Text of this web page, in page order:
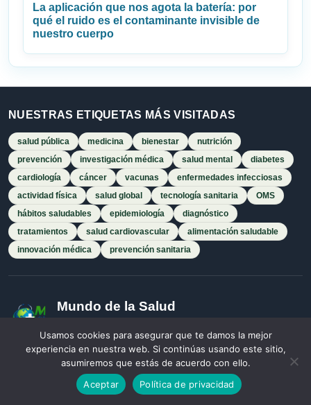
La aplicación que nos agota la batería: por
qué el ruido es el contaminante invisible de
nuestro cuerpo
NUESTRAS ETIQUETAS MÁS VISITADAS
salud pública medicina bienestar
nutrición
prevención
investigación médica salud mental
diabetes
cardiología
cáncer vacunas
enfermedades infecciosas
actividad física
salud global tecnología sanitaria
OMS
hábitos saludables
epidemiología
diagnóstico
tratamientos
salud cardiovascular
alimentación saludable
innovación médica
prevención sanitaria
Mundo de la Salud
Medio de comunicación especializado en salud global,
medicina, prevención, bienestar e innovación sanitaria.
Xin☁RSS
Usamos cookies para asegurar que te damos la mejor
experiencia en nuestra web. Si continúas usando este sitio,
asumiremos que estás de acuerdo con ello.
Aceptar
Política de privacidad